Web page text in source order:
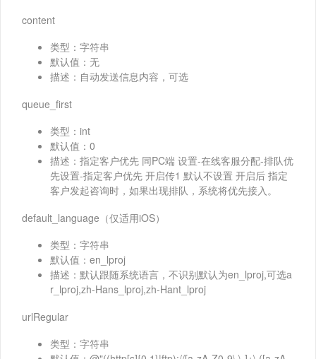
content
类型：字符串
默认值：无
描述：自动发送信息内容，可选
queue_first
类型：int
默认值：0
描述：指定客户优先 同PC端 设置-在线客服分配-排队优
先设置-指定客户优先 开启传1 默认不设置 开启后 指定
客户发起咨询时，如果出现排队，系统将优先接入。
default_language（仅适用iOS）
类型：字符串
默认值：en_lproj
描述：默认跟随系统语言，不识别默认为en_lproj,可选a
r_lproj,zh-Hans_lproj,zh-Hant_lproj
urlRegular
类型：字符串